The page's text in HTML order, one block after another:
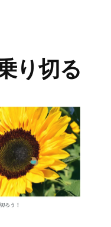
り切る